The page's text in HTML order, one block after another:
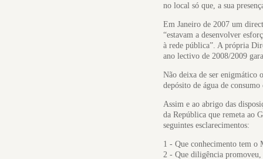
no local só que, a sua
Em Janeiro de 2007 um
“estavam a desenvolver
à rede pública”. A própria
ano lectivo de 2008/2009
Não deixa de ser enigmático
depósito de água de
Assim e ao abrigo das
da República que remeta ao
seguintes esclarecimentos:
1 - Que conhecimento tem o
2 - Que diligência promoveu,